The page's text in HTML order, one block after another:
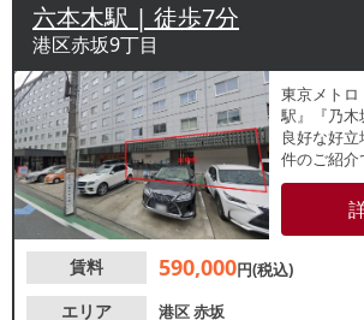
六本木駅 | 徒歩7分
港区赤坂9丁目
東京メトロ
駅』『乃木
良好な好
件のご紹介
のひと区
やコンビ
中。軽飲
ください。
賃料 590,000円(税込)
エリア
港区赤坂